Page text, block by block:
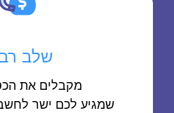
שלב
מקבלים את
שמגיע לכם ישר